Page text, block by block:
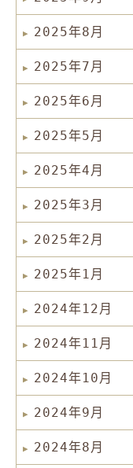
2025年8月
2025年7月
2025年6月
2025年5月
2025年4月
2025年3月
2025年2月
2025年1月
2024年12月
2024年11月
2024年10月
2024年9月
2024年8月